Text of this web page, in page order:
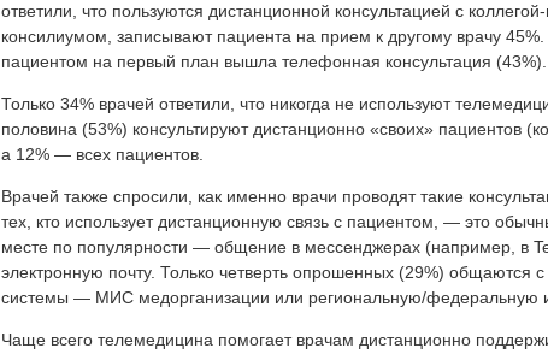
ответили, что пользуются дистанционной консультацией с
консилиумом, записывают пациента на прием к другому врачу
пациентом на первый план вышла телефонная консультация (43%).
Только 34% врачей ответили, что никогда не используют
половина (53%) консультируют дистанционно «своих» пациентов
а 12% — всех пациентов.
Врачей также спросили, как именно врачи проводят такие
тех, кто использует дистанционную связь с пациентом, — это
месте по популярности — общение в мессенджерах (например, в
электронную почту. Только четверть опрошенных (29%) общаются
системы — МИС медорганизации или региональную/федеральную
Чаще всего телемедицина помогает врачам дистанционно